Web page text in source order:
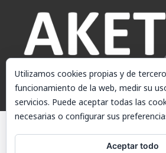
© AKETXE Consulting, S.L. - Este sitio
nuestra Política de
Utilizamos cookies propias y de
funcionamiento de la web, medir su
servicios. Puede aceptar todas las
necesarias o configurar sus
Aceptar todo